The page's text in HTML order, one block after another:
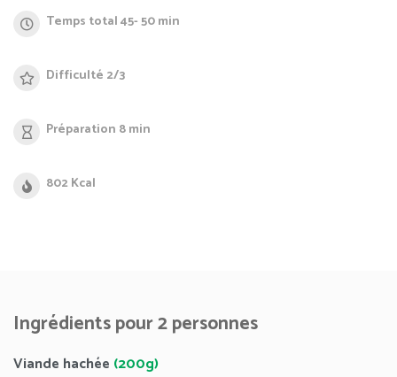
Temps total 45- 50 min
Difficulté 2/3
Préparation 8 min
802 Kcal
Ingrédients pour 2 personnes
Viande hachée (200g)